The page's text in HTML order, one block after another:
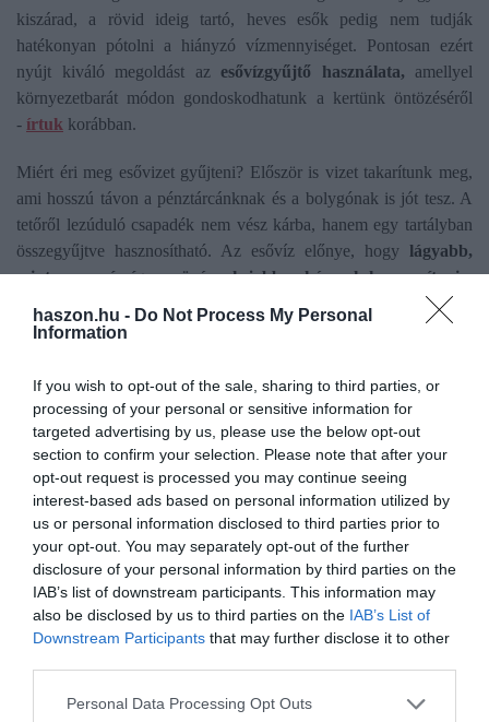
haszon.hu - Do Not Process My Personal
Information
If you wish to opt-out of the sale, sharing to third parties, or
processing of your personal or sensitive information for
targeted advertising by us, please use the below opt-out
section to confirm your selection. Please note that after your
opt-out request is processed you may continue seeing
interest-based ads based on personal information utilized by
us or personal information disclosed to third parties prior to
your opt-out. You may separately opt-out of the further
disclosure of your personal information by third parties on the
IAB’s list of downstream participants. This information may
also be disclosed by us to third parties on the IAB’s List of
Downstream Participants that may further disclose it to other
Please note that this website/app uses one or more Google
Personal Data Processing Opt Outs
kiszárad, a rövid ideig tartó, heves esők pedig nem tudják
hatékonyan pótolni a hiányzó vízmennyiséget. Pontosan ezért
nyújt kiváló megoldást az esővízgyűjtő használata, amellyel
környezetbarát módon gondoskodhatunk a kertünk öntözéséről
- írtuk korábban.
Miért éri meg esővizet gyűjteni? Először is vizet takarítunk meg,
ami hosszú távon a pénztárcánknak és a bolygónak is jót tesz. A
tetőről lezúduló csapadék nem vész kárba, hanem egy tartályban
összegyűjtve hasznosítható. Az esővíz előnye, hogy lágyabb,
mint a csapvíz, így a növények jobban képesek hasznosítani–
ráadásul a vízgyűjtés segít a talajvédelemben is, hiszen
megakadályozza az eróziót és a tápanyagok kimosódását.
Ahogy a Greendex megjegyzi, a rendszer pofonegyszerű: az
esővíz az ereszcsatornán keresztül jut el a gyűjtőtartályba egy
vízlopón vagy egy szűrőrendszeren át, a tárolóból pedig
öntözőkannával vagy szivattyúval is kinyerhető az összegyűlt víz.
Egy40 m²-es tetőrőlakár600–700 liter esővíz is gyűjthető
kiadós esőzés után – ez már jelentős mennyiség egy kiskert
számára.
Egyszerű megoldás a hordós vagy tartályos vízgyűjtő, de ha
igazán biztosra szeretnénk menni, érdemes föld alatti rendszert
kialakítani. Ez bonyolultabb és költségesebb, cserébe viszont akár